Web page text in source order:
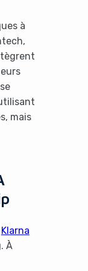
à
mais
Klarna
À